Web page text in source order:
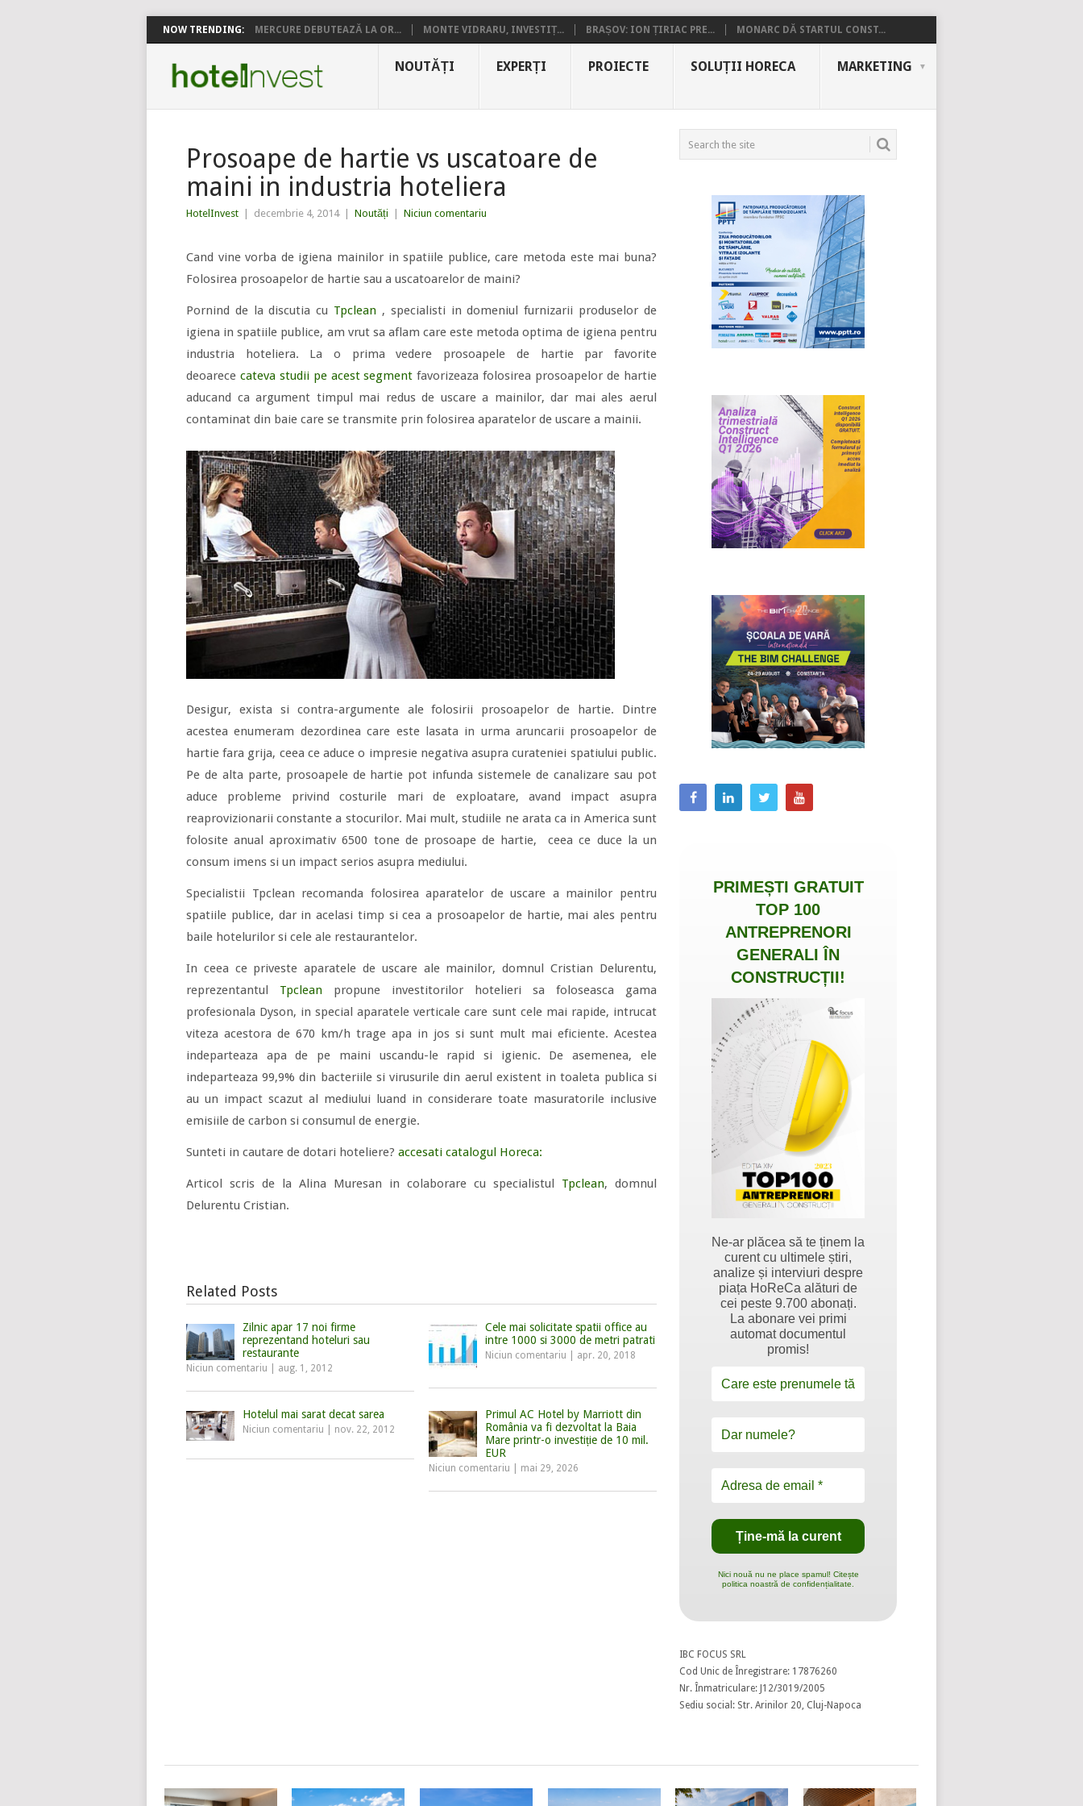
NOW TRENDING: MERCURE DEBUTEAZĂ LA OR... MONTE VIDRARU, INVESTIȚ... BRAȘOV: ION ȚIRIAC PRE... MONARC DĂ STARTUL CONST...
NOUTĂȚI EXPERȚI PROIECTE SOLUȚII HORECA MARKETING
Prosoape de hartie vs uscatoare de
maini in industria hoteliera
HotelInvest decembrie 4, 2014 Noutăți Niciun comentariu
Cand vine vorba de igiena mainilor in spatiile publice, care metoda este mai buna?
Folosirea prosoapelor de hartie sau a uscatoarelor de maini?
Pornind de la discutia cu Tpclean , specialisti in domeniul furnizarii produselor de
igiena in spatiile publice, am vrut sa aflam care este metoda optima de igiena pentru
industria hoteliera. La o prima vedere prosoapele de hartie par favorite
deoarece cateva studii pe acest segmentfavorizeaza folosirea prosoapelor de hartie
aducand ca argument timpul mai redus de uscare a mainilor, dar mai ales aerul
contaminat din baie care se transmite prin folosirea aparatelor de uscare a mainii.
Desigur, exista si contra-argumente ale folosirii prosoapelor de hartie. Dintre
acestea enumeram dezordinea care este lasata in urma aruncarii prosoapelor de
hartie fara grija, ceea ce aduce o impresie negativa asupra curateniei spatiului public.
Pe de alta parte, prosoapele de hartie pot infunda sistemele de canalizare sau pot
aduce probleme privind costurile mari de exploatare, avand impact asupra
reaprovizionarii constante a stocurilor. Mai mult, studiile ne arata ca in America sunt
folosite anual aproximativ 6500 tone de prosoape de hartie, ceea ce duce la un
consum imens si un impact serios asupra mediului.
Specialistii Tpclean recomanda folosirea aparatelor de uscare a mainilor pentru
spatiile publice, dar in acelasi timp si cea a prosoapelor de hartie, mai ales pentru
baile hotelurilor si cele ale restaurantelor.
In ceea ce priveste aparatele de uscare ale mainilor, domnul Cristian Delurentu,
reprezentantul Tpclean propune investitorilor hotelieri sa foloseasca gama
profesionala Dyson, in special aparatele verticale care sunt cele mai rapide, intrucat
viteza acestora de 670 km/h trage apa in jos si sunt mult mai eficiente. Acestea
indeparteaza apa de pe maini uscandu-le rapid si igienic. De asemenea, ele
indeparteaza 99,9% din bacteriile si virusurile din aerul existent in toaleta publica si
au un impact scazut al mediului luand in considerare toate masuratorile inclusive
emisiile de carbon si consumul de energie.
Sunteti in cautare de dotari hoteliere? accesati catalogul Horeca:
Articol scris de la Alina Muresan in colaborare cu specialistul Tpclean, domnul
Delurentu Cristian.
Related Posts
Zilnic apar 17 noi firme
reprezentand hoteluri sau
restaurante
Niciun comentariu aug. 1, 2012
Cele mai solicitate spatii office au
intre 1000 si 3000 de metri patrati
Niciun comentariu apr. 20, 2018
Hotelul mai sarat decat sarea
Niciun comentariu nov. 22, 2012
Primul AC Hotel by Marriott din
România va fi dezvoltat la Baia
Mare printr-o investiție de 10 mil.
EUR
Niciun comentariu mai 29, 2026
PRIMEȘTI GRATUIT
TOP 100
ANTREPRENORI
GENERALI ÎN
CONSTRUCȚII!
Ne-ar plăcea să te ținem la
curent cu ultimele știri,
analize și interviuri despre
piața HoReCa alături de
cei peste 9.700 abonați.
La abonare vei primi
automat documentul
promis!
Nici nouă nu ne place spamul! Citește
politica noastră de confidențialitate.
IBC FOCUS SRL
Cod Unic de Înregistrare: 17876260
Nr. Înmatriculare: J12/3019/2005
Sediu social: Str. Arinilor 20, Cluj-Napoca